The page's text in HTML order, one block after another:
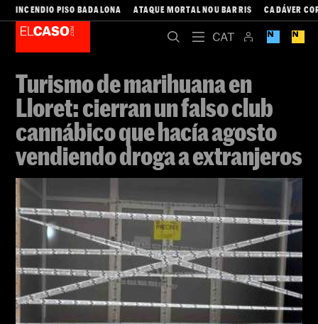
INCENDIO PISO BADALONA ATAQUE MORTAL NOU BARRIS CADÁVER
Turismo de marihuana en
Lloret: cierran un falso club
cannábico que hacía agosto
vendiendo droga a extranjeros